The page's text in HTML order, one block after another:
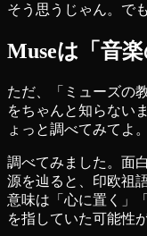
そう思うじゃん。で
Museは「音
ただ、「ミューズの
をちゃんと知らない
ょっと調べてみてよ。
調べてみました。面
源を辿ると、印欧祖
意味は「心に置く」
を指していた可能性